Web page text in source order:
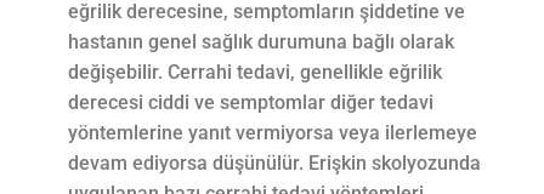
eğrilik derecesine, semptomların şiddetine ve
hastanın genel sağlık durumuna bağlı olarak
değişebilir. Cerrahi tedavi, genellikle eğrilik
derecesi ciddi ve semptomlar diğer tedavi
yöntemlerine yanıt vermiyorsa veya ilerlemeye
devam ediyorsa düşünülür. Erişkin skolyozunda